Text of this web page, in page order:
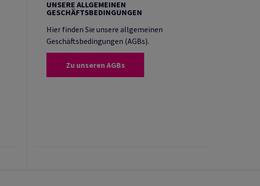
UNSERE ALLGEMEINEN
GESCHÄFTSBEDINGUNGEN
Hier finden Sie unsere allgemeinen
Geschäftsbedingungen (AGBs).
Zu unseren AGBs